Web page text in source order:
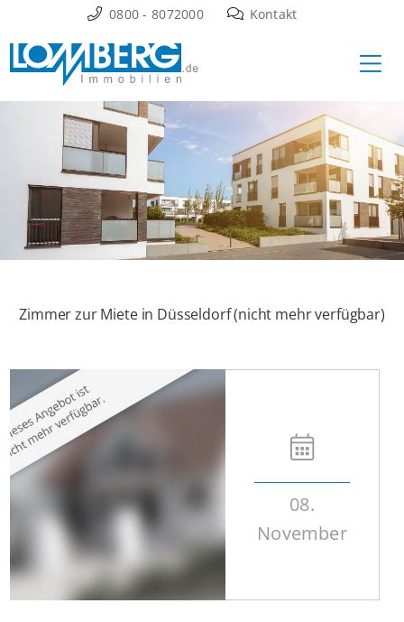
Inhalt
springen
0800 - 8072000 Kontakt
Zimmer zur Miete in Düsseldorf (nicht mehr verfügbar)
08.
November